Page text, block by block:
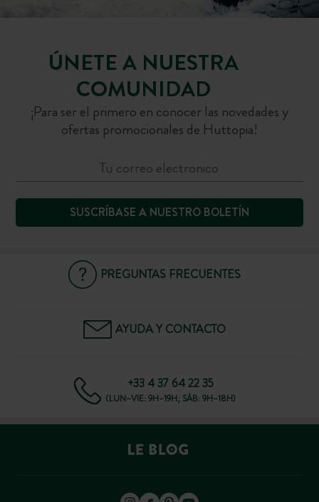
ÚNETE A NUESTRA
COMUNIDAD
¡Para ser el primero en conocer las novedades y
ofertas promocionales de Huttopia!
SUSCRÍBASE A NUESTRO BOLETÍN
PREGUNTAS FRECUENTES
AYUDA Y CONTACTO
+33 4 37 64 22 35
(LUN–VIE: 9H–19H; SÁB: 9H–18H)